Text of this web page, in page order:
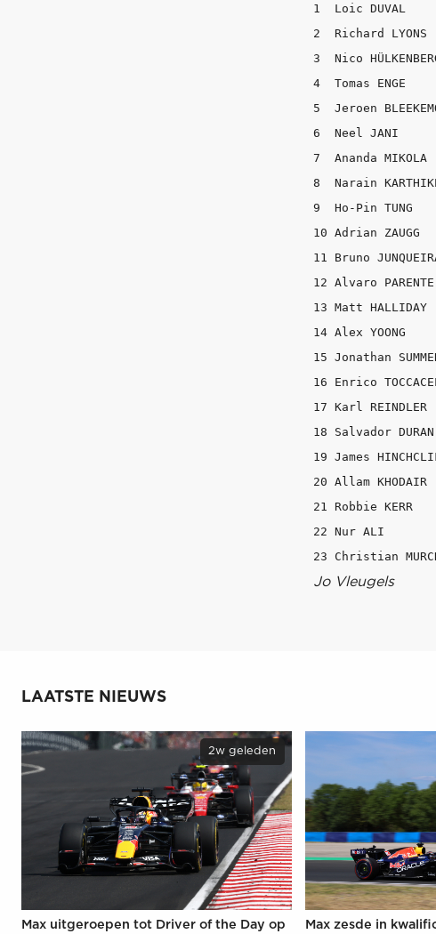
1  Loic DUVAL
2  Richard
3  Nico
4  Tomas ENGE
5  Jeroen
6  Neel JANI
7  Ananda
8  Narain
9  Ho-Pin
10 Adrian
11 Bruno
12 Alvaro
13 Matt
14 Alex YOONG
15 Jonathan
16 Enrico
17 Karl
18 Salvador
19 James
20 Allam
21 Robbie KERR
22 Nur ALI
Jo Vleugels
LAATSTE NIEUWS
2w geleden
Max uitgeroepen tot Driver of the Day op Max zesde in